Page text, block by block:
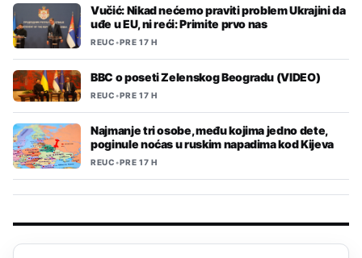
Vučić: Nikad nećemo praviti problem Ukrajini da
uđe u EU, ni reći: Primite prvo nas
REUC•PRE 17 H
BBC o poseti Zelenskog Beogradu (VIDEO)
REUC•PRE 17 H
Najmanje tri osobe, među kojima jedno dete,
poginule noćas u ruskim napadima kod Kijeva
REUC•PRE 17 H